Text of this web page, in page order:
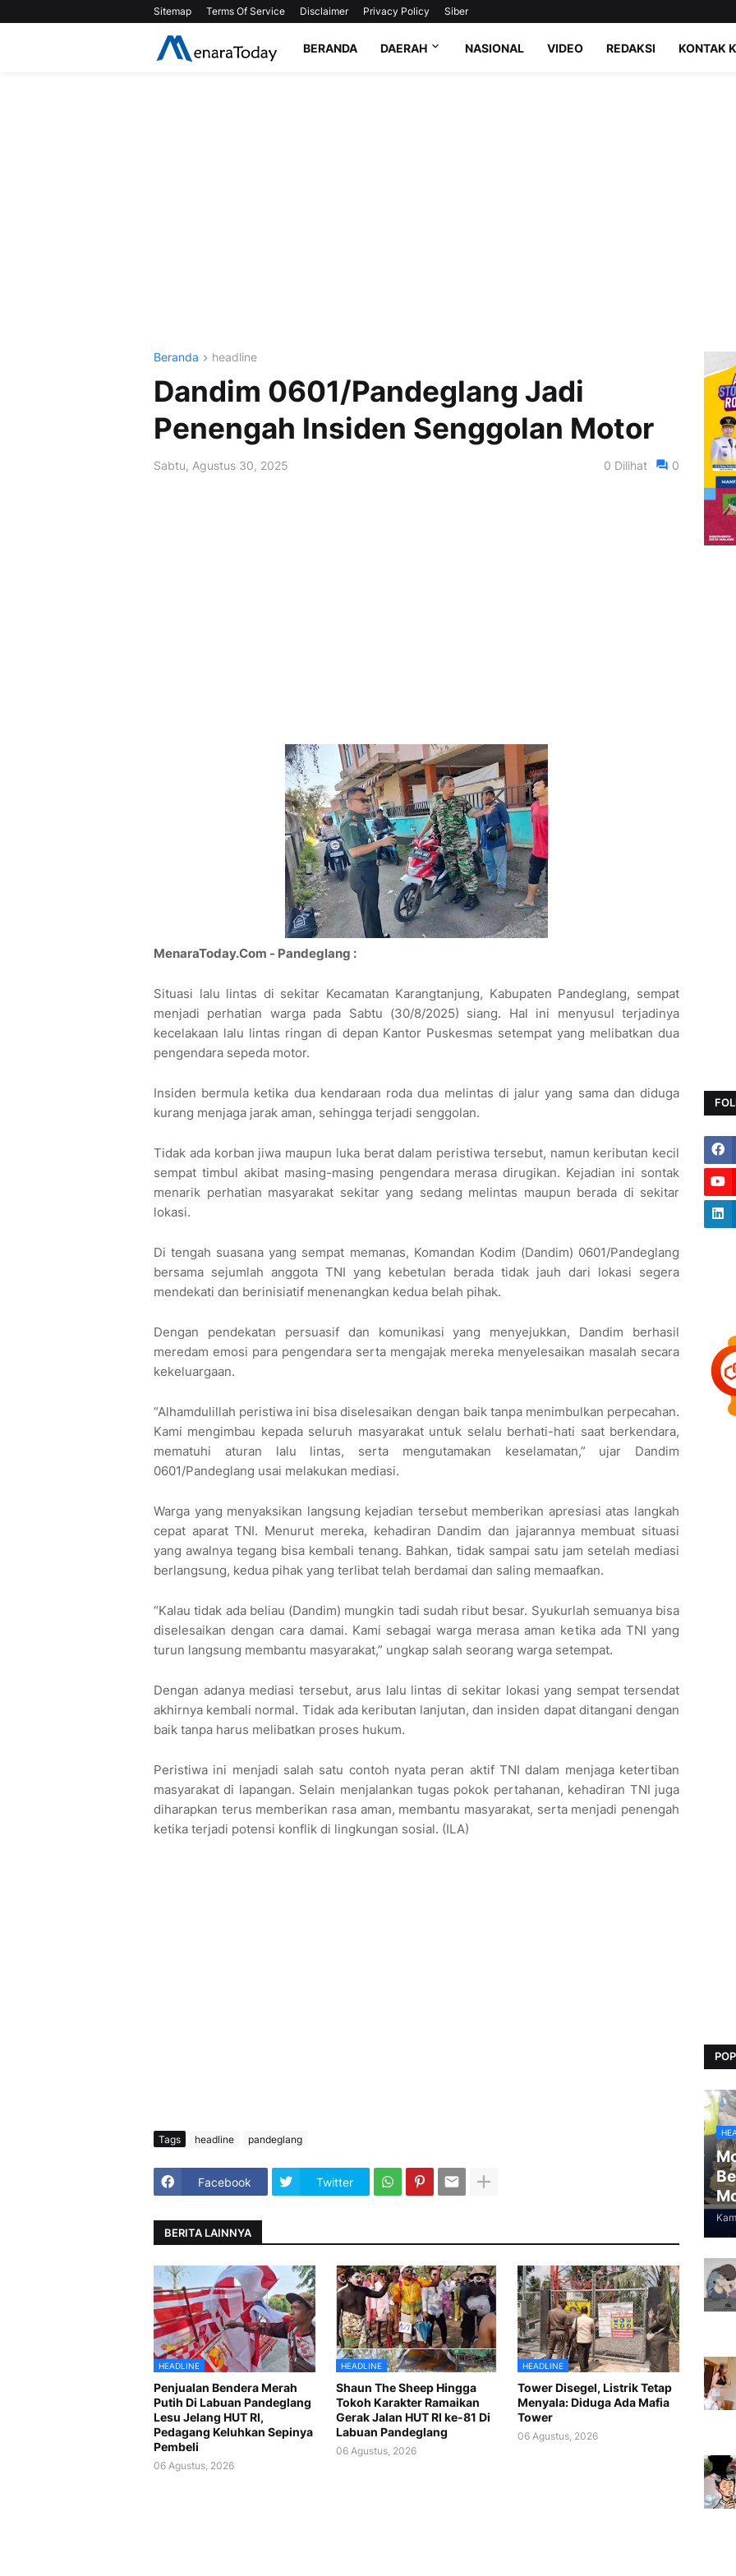
Sitemap Terms Of Service Disclaimer Privacy Policy Siber
BERANDA DAERAH NASIONAL VIDEO REDAKSI KONTAK
Beranda headline
Dandim 0601/Pandeglang Jadi
Penengah Insiden Senggolan Motor
Sabtu, Agustus 30, 2025 0 Dilihat 0
MenaraToday.Com - Pandeglang :
Situasi lalu lintas di sekitar Kecamatan Karangtanjung, Kabupaten Pandeglang, sempat
menjadi perhatian warga pada Sabtu (30/8/2025) siang. Hal ini menyusul terjadinya
kecelakaan lalu lintas ringan di depan Kantor Puskesmas setempat yang melibatkan dua
pengendara sepeda motor.
Insiden bermula ketika dua kendaraan roda dua melintas di jalur yang sama dan diduga
kurang menjaga jarak aman, sehingga terjadi senggolan.
Tidak ada korban jiwa maupun luka berat dalam peristiwa tersebut, namun keributan kecil
sempat timbul akibat masing-masing pengendara merasa dirugikan. Kejadian ini sontak
menarik perhatian masyarakat sekitar yang sedang melintas maupun berada di sekitar
lokasi.
Di tengah suasana yang sempat memanas, Komandan Kodim (Dandim) 0601/Pandeglang
bersama sejumlah anggota TNI yang kebetulan berada tidak jauh dari lokasi segera
mendekati dan berinisiatif menenangkan kedua belah pihak.
Dengan pendekatan persuasif dan komunikasi yang menyejukkan, Dandim berhasil
meredam emosi para pengendara serta mengajak mereka menyelesaikan masalah secara
kekeluargaan.
“Alhamdulillah peristiwa ini bisa diselesaikan dengan baik tanpa menimbulkan perpecahan.
Kami mengimbau kepada seluruh masyarakat untuk selalu berhati-hati saat berkendara,
mematuhi aturan lalu lintas, serta mengutamakan keselamatan,” ujar Dandim
0601/Pandeglang usai melakukan mediasi.
Warga yang menyaksikan langsung kejadian tersebut memberikan apresiasi atas langkah
cepat aparat TNI. Menurut mereka, kehadiran Dandim dan jajarannya membuat situasi
yang awalnya tegang bisa kembali tenang. Bahkan, tidak sampai satu jam setelah mediasi
berlangsung, kedua pihak yang terlibat telah berdamai dan saling memaafkan.
“Kalau tidak ada beliau (Dandim) mungkin tadi sudah ribut besar. Syukurlah semuanya bisa
diselesaikan dengan cara damai. Kami sebagai warga merasa aman ketika ada TNI yang
turun langsung membantu masyarakat,” ungkap salah seorang warga setempat.
Dengan adanya mediasi tersebut, arus lalu lintas di sekitar lokasi yang sempat tersendat
akhirnya kembali normal. Tidak ada keributan lanjutan, dan insiden dapat ditangani dengan
baik tanpa harus melibatkan proses hukum.
Peristiwa ini menjadi salah satu contoh nyata peran aktif TNI dalam menjaga ketertiban
masyarakat di lapangan. Selain menjalankan tugas pokok pertahanan, kehadiran TNI juga
diharapkan terus memberikan rasa aman, membantu masyarakat, serta menjadi penengah
ketika terjadi potensi konflik di lingkungan sosial. (ILA)
Tags headline pandeglang
Facebook Twitter
BERITA LAINNYA
HEADLINE
Penjualan Bendera Merah
Putih Di Labuan Pandeglang
Lesu Jelang HUT RI,
Pedagang Keluhkan Sepinya
Pembeli
06 Agustus, 2026
HEADLINE
Shaun The Sheep Hingga
Tokoh Karakter Ramaikan
Gerak Jalan HUT RI ke-81 Di
Labuan Pandeglang
06 Agustus, 2026
HEADLINE
Tower Disegel, Listrik Tetap
Menyala: Diduga Ada Mafia
Tower
06 Agustus, 2026